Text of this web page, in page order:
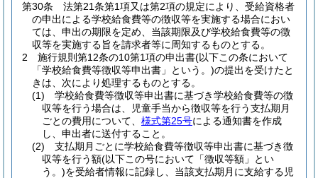
第30条
法第21条第1項又は第2項の規定により、受給資格者
の申出による学校給食費等の徴収等を実施する場合におい
ては、申出の期限を定め、当該期限及び学校給食費等の徴
収等を実施する旨を請求者等に周知するものとする。
2
施行規則第12条の10第1項の申出書(以下この条において
「学校給食費等徴収等申出書」という。)の提出を受けたと
きは、次により処理するものとする。
(1)
学校給食費等徴収等申出書に基づき学校給食費等の徴
収等を行う場合は、児童手当から徴収等を行う支払期月
ごとの費用について、 様式第25号による通知書を作成
し、申出者に送付すること。
(2)
支払期月ごとに学校給食費等徴収等申出書に基づき徴
収等を行う額(以下この号において「徴収等額」とい
う。)を受給者情報に記録し、当該支払期月に支給する児